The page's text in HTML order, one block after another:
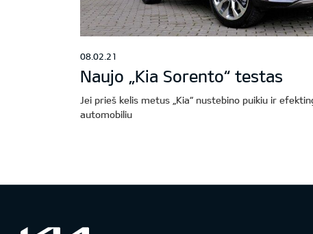
08.02.21
Naujo „Kia Sorento“ testas
Jei prieš kelis metus „Kia“ nustebino puikiu ir
automobiliu